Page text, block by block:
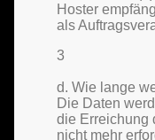
Hoster
als
3
d. Wie lange
Die Daten
die Erreichung
nicht mehr